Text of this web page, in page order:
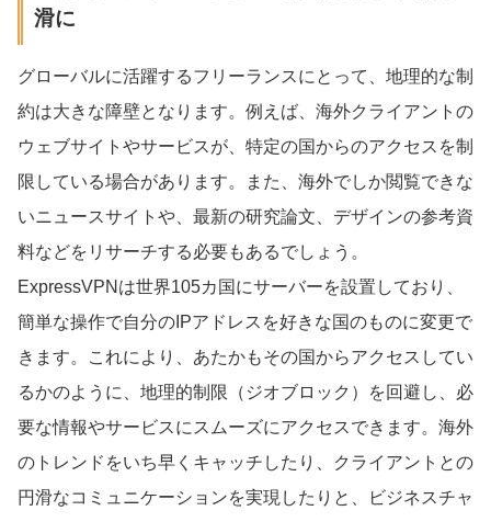
滑に
グローバルに活躍するフリーランスにとって、地理的な制
約は大きな障壁となります。例えば、海外クライアントの
ウェブサイトやサービスが、特定の国からのアクセスを制
限している場合があります。また、海外でしか閲覧できな
いニュースサイトや、最新の研究論文、デザインの参考資
料などをリサーチする必要もあるでしょう。
ExpressVPNは世界105カ国にサーバーを設置しており、
簡単な操作で自分のIPアドレスを好きな国のものに変更で
きます。これにより、あたかもその国からアクセスしてい
るかのように、地理的制限（ジオブロック）を回避し、必
要な情報やサービスにスムーズにアクセスできます。海外
のトレンドをいち早くキャッチしたり、クライアントとの
円滑なコミュニケーションを実現したりと、ビジネスチャ